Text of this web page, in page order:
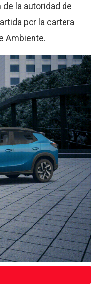
la autoridad de
por la cartera
Ambiente.